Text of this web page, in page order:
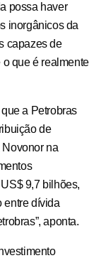
possa haver
inorgânicos da
capazes de
que é realmente
a Petrobras
de
na
9,7 bilhões,
entre dívida
aponta.